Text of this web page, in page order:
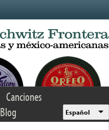
Canciones
Blog Español